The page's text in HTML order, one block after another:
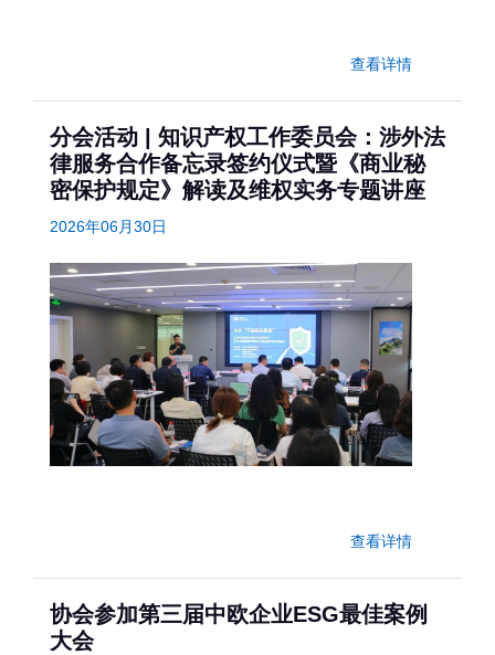
查看详情
分会活动 | 知识产权工作委员会：涉外法
律服务合作备忘录签约仪式暨《商业秘
密保护规定》解读及维权实务专题讲座
2026年06月30日
查看详情
协会参加第三届中欧企业ESG最佳案例
大会